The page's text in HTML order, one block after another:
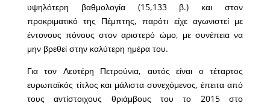
υψηλότερη βαθμολογία (15,133 β.) και στον
προκριματικό της Πέμπτης, παρότι είχε αγωνιστεί με
έντονους πόνους στον αριστερό ώμο, με συνέπεια να
μην βρεθεί στην καλύτερη ημέρα του.
Για τον Λευτέρη Πετρούνια, αυτός είναι ο τέταρτος
ευρωπαϊκός τίτλος και μάλιστα συνεχόμενος, έπειτα από
τους αντίστοιχους θριάμβους του το 2015 στο